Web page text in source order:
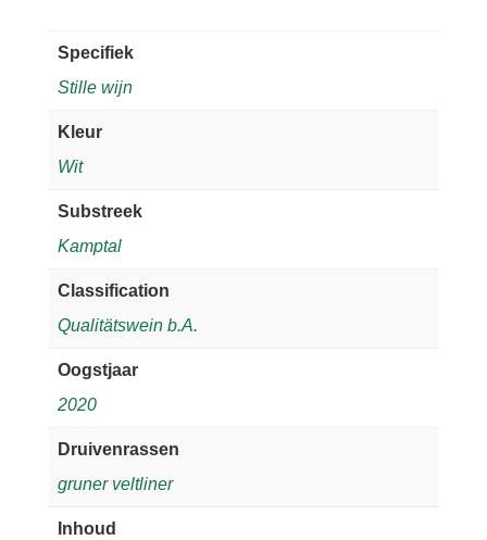
Grüner
Veltliner
2020
aantal
Specifiek
Stille wijn
Kleur
Wit
Substreek
Kamptal
Classification
Qualitätswein b.A.
Oogstjaar
2020
Druivenrassen
gruner veltliner
Inhoud